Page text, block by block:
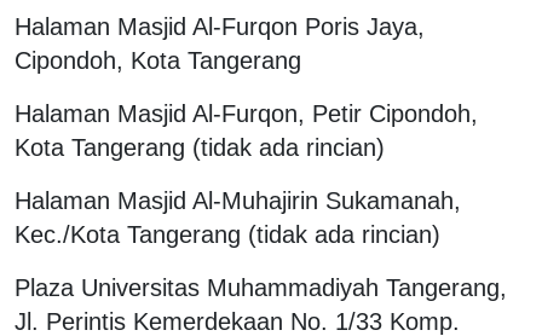
Halaman Masjid Al-Furqon Poris Jaya,
Cipondoh, Kota Tangerang
Halaman Masjid Al-Furqon, Petir Cipondoh,
Kota Tangerang (tidak ada rincian)
Halaman Masjid Al-Muhajirin Sukamanah,
Kec./Kota Tangerang (tidak ada rincian)
Plaza Universitas Muhammadiyah Tangerang,
Jl. Perintis Kemerdekaan No. 1/33 Komp.